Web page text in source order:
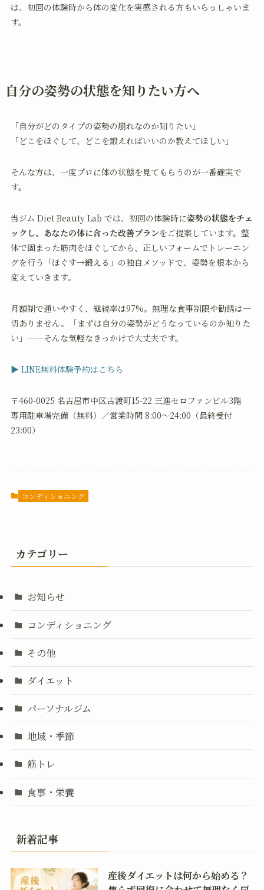
は、初回の体験時から体の変化を実感される方もいらっしゃいま
す。
自分の姿勢の状態を知りたい方へ
「自分がどのタイプの姿勢の崩れなのか知りたい」
「どこをほぐして、どこを鍛えればいいのか教えてほしい」
そんな方は、一度プロに体の状態を見てもらうのが一番確実で
す。
当ジム Diet Beauty Lab では、初回の体験時に姿勢の状態をチェ
ックし、あなたの体に合った改善プランをご提案しています。整
体で固まった筋肉をほぐしてから、正しいフォームでトレーニン
グを行う「ほぐす→鍛える」の独自メソッドで、姿勢を根本から
変えていきます。
月額制で通いやすく、継続率は97%。無理な食事制限や勧誘は一
切ありません。「まずは自分の姿勢がどうなっているのか知りた
い」——そんな気軽なきっかけで大丈夫です。
▶ LINE無料体験予約はこちら
〒460-0025 名古屋市中区古渡町15-22 三進セロファンビル3階
専用駐車場完備（無料）／営業時間 8:00〜24:00（最終受付
23:00）
コンディショニング
カテゴリー
お知らせ
コンディショニング
その他
ダイエット
パーソナルジム
地域・季節
筋トレ
食事・栄養
新着記事
産後ダイエットは何から始める？